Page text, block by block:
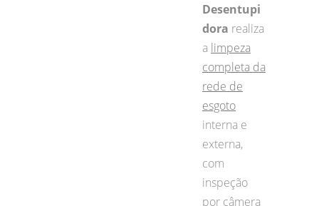
Desentupi
dora realiza
a limpeza
completa da
rede de
esgoto
interna e
externa,
com
inspeção
por câmera